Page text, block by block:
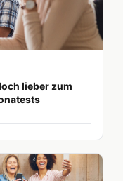
lieber zum